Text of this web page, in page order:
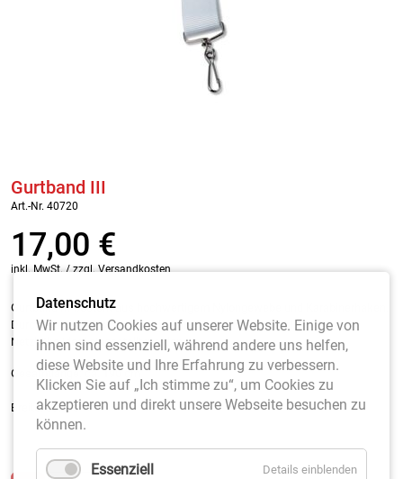
Gurtband III
Art.-Nr. 40720
17,00 €
inkl. MwSt. / zzgl. Versandkosten
Gurtband III besteht aus hochwertigem Nylongewebe und Karabinerhaken.
Durch stabileKunststoffsteckschnalleundKlettverschlusskann die
Netzhöhe ideal eingestellt werden.
Gesamtlänge: ca. 190 cm
Breite: ca. 5 cm
Datenschutz
Wir nutzen Cookies auf unserer Website. Einige von
ihnen sind essenziell, während andere uns helfen,
diese Website und Ihre Erfahrung zu verbessern.
Klicken Sie auf „Ich stimme zu“, um Cookies zu
akzeptieren und direkt unsere Webseite besuchen zu
können.
Essenziell Details einblenden